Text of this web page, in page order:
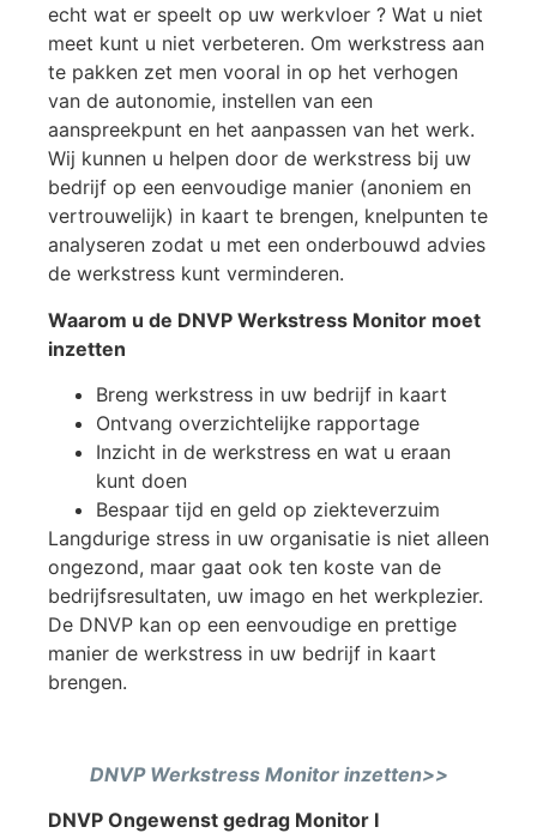
echt wat er speelt op uw werkvloer ? Wat u niet
meet kunt u niet verbeteren. Om werkstress aan
te pakken zet men vooral in op het verhogen
van de autonomie, instellen van een
aanspreekpunt en het aanpassen van het werk.
Wij kunnen u helpen door de werkstress bij uw
bedrijf op een eenvoudige manier (anoniem en
vertrouwelijk) in kaart te brengen, knelpunten te
analyseren zodat u met een onderbouwd advies
de werkstress kunt verminderen.
Waarom u de DNVP Werkstress Monitor moet
inzetten
Breng werkstress in uw bedrijf in kaart
Ontvang overzichtelijke rapportage
Inzicht in de werkstress en wat u eraan
kunt doen
Bespaar tijd en geld op ziekteverzuim
Langdurige stress in uw organisatie is niet alleen
ongezond, maar gaat ook ten koste van de
bedrijfsresultaten, uw imago en het werkplezier.
De DNVP kan op een eenvoudige en prettige
manier de werkstress in uw bedrijf in kaart
brengen.
DNVP Werkstress Monitor inzetten>>
DNVP Ongewenst gedrag Monitor I